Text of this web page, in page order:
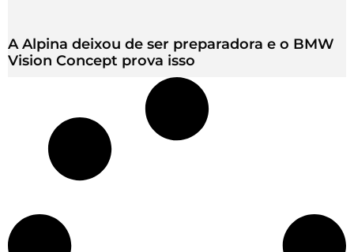
A Alpina deixou de ser preparadora e o BMW
Vision Concept prova isso